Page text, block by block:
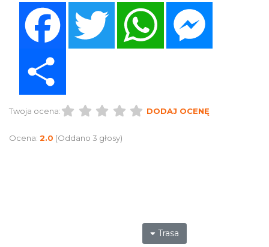
Twitter WhatsApp
Twoja ocena: DODAJ OCENĘ
Ocena: 2.0 (Oddano 3 głosy)
Trasa